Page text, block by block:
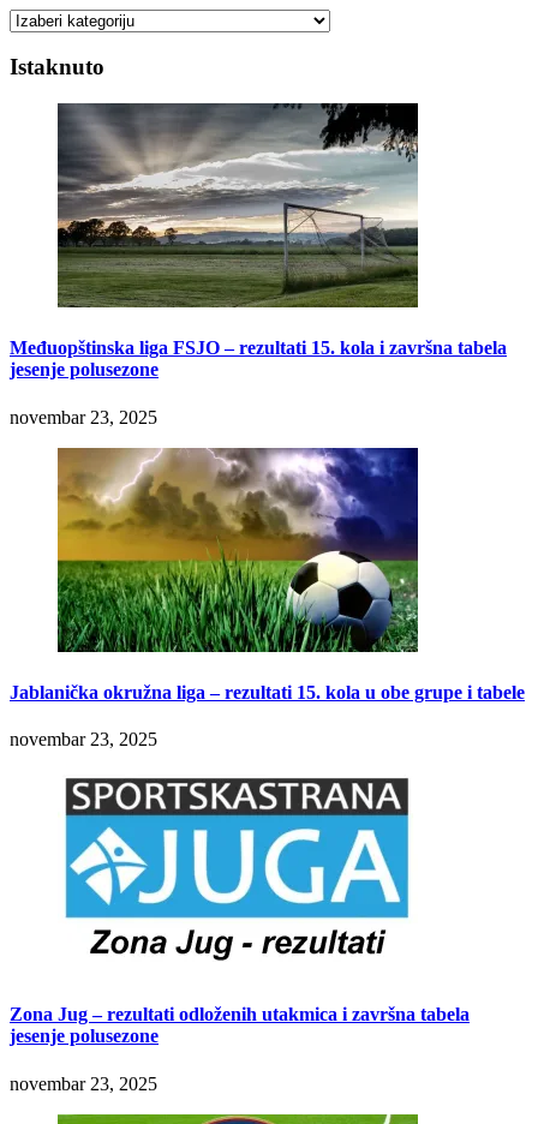
Kategorije
Istaknuto
Međuopštinska liga FSJO – rezultati 15. kola i završna tabela
jesenje polusezone
novembar 23, 2025
Jablanička okružna liga – rezultati 15. kola u obe grupe i tabele
novembar 23, 2025
Zona Jug – rezultati odloženih utakmica i završna tabela
jesenje polusezone
novembar 23, 2025